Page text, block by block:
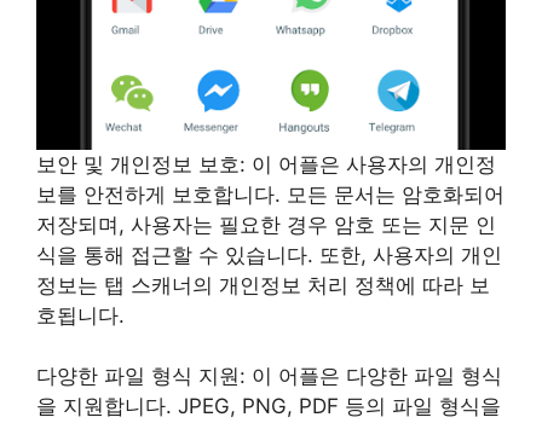
보안 및 개인정보 보호: 이 어플은 사용자의 개인정
보를 안전하게 보호합니다. 모든 문서는 암호화되어
저장되며, 사용자는 필요한 경우 암호 또는 지문 인
식을 통해 접근할 수 있습니다. 또한, 사용자의 개인
정보는 탭 스캐너의 개인정보 처리 정책에 따라 보
호됩니다.
다양한 파일 형식 지원: 이 어플은 다양한 파일 형식
을 지원합니다. JPEG, PNG, PDF 등의 파일 형식을